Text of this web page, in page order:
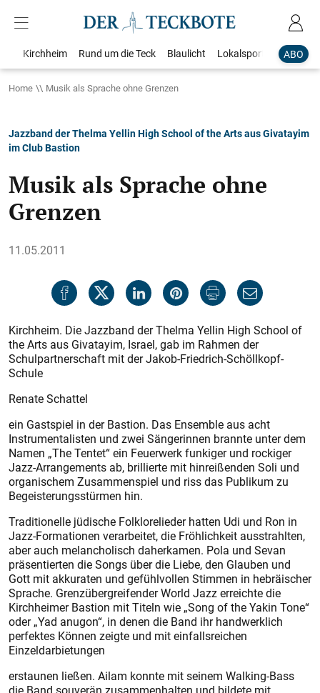
ABO
Kirchheim Rund um die Teck Blaulicht Lokalsport
Home Musik als Sprache ohne Grenzen
Jazzband der Thelma Yellin High School of the Arts aus Givatayim
im Club Bastion
Musik als Sprache ohne
Grenzen
11.05.2011
Kirchheim. Die Jazzband der Thelma Yellin High School of
the Arts aus Givatayim, Israel, gab im Rahmen der
Schulpartnerschaft mit der Jakob-Friedrich-Schöllkopf-
Schule
Renate Schattel
ein Gastspiel in der Bastion. Das Ensemble aus acht
Instrumentalisten und zwei Sängerinnen brannte unter dem
Namen „The Tentet“ ein Feuerwerk funkiger und rockiger
Jazz-Arrangements ab, brillierte mit hinreißenden Soli und
organischem Zusammenspiel und riss das Publikum zu
Begeisterungsstürmen hin.
Traditionelle jüdische Folklorelieder hatten Udi und Ron in
Jazz-Formationen verarbeitet, die Fröhlichkeit ausstrahlten,
aber auch melancholisch daherkamen. Pola und Sevan
präsentierten die Songs über die Liebe, den Glauben und
Gott mit akkuraten und gefühlvollen Stimmen in hebräischer
Sprache. Grenzübergreifender World Jazz erreichte die
Kirchheimer Bastion mit Titeln wie „Song of the Yakin Tone“
oder „Yad anugon“, in denen die Band ihr handwerklich
perfektes Können zeigte und mit einfallsreichen
Einzeldarbietungen
erstaunen ließen. Ailam konnte mit seinem Walking-Bass